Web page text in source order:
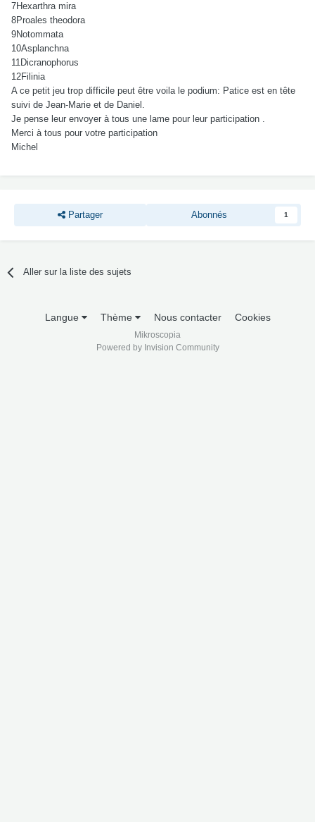
7Hexarthra mira
8Proales theodora
9Notommata
10Asplanchna
11Dicranophorus
12Filinia
A ce petit jeu trop difficile peut être voila le podium: Patice est en tête
suivi de Jean-Marie et de Daniel.
Je pense leur envoyer à tous une lame pour leur participation .
Merci à tous pour votre participation
Michel
Partager Abonnés 1
Aller sur la liste des sujets
Langue Thème Nous contacter Cookies
Mikroscopia
Powered by Invision Community